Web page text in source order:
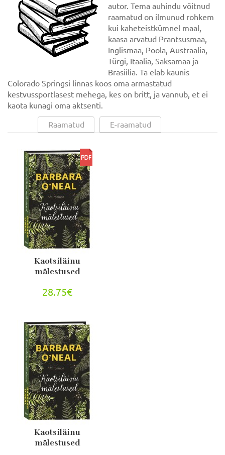
autor. Tema auhindu võitnud
raamatud on ilmunud rohkem
kui kaheteistkümnel maal,
kaasa arvatud Prantsusmaa,
Inglismaa, Poola, Austraalia,
Türgi, Itaalia, Saksamaa ja
Brasiilia. Ta elab kaunis
Colorado Springsi linnas koos oma armastatud
kestvussportlasest mehega, kes on britt, ja vannub, et ei
kaota kunagi oma aktsenti.
Raamatud E-raamatud
Kaotsiläinu
mälestused
28.75€
Kaotsiläinu
mälestused